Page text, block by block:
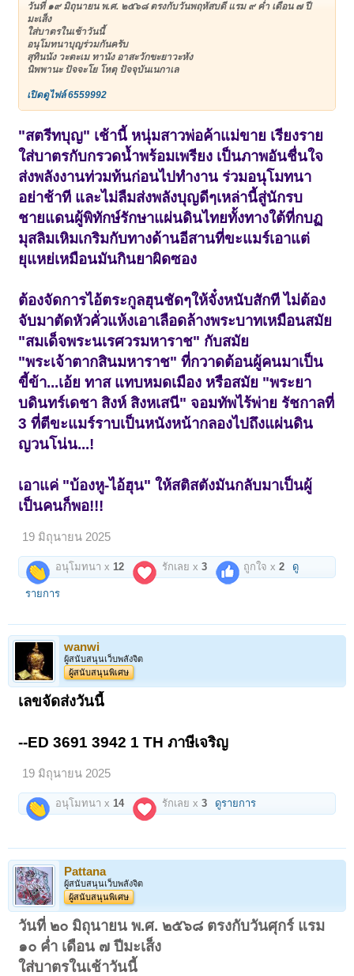
วันที่ ๑๙ มิถุนายน พ.ศ. ๒๕๖๘ ตรงกับวันพฤหัสบดี แรม ๙ ค่ำ เดือน ๗ ปี
มะเส็ง
ใส่บาตรในเช้าวันนี้
อนุโมทนาบุญร่วมกันครับ
สุทินนัง วะตะเม ทานัง อาสะวักขะยาวะหัง
นิพพานะ ปัจจะโย โหตุ ปัจจุบันเนกาเล
เปิดดูไฟล์ 6559992
"สตรีทบุญ" เช้านี้ หนุ่มสาวพ่อค้าแม่ขาย เรียงราย
ใส่บาตรกับกรวดน้ำพร้อมเพรียง เป็นภาพอันชื่นใจ
ส่งพลังงานท่วมท้นก่อนไปทำงาน ร่วมอนุโมทนา
อย่าช้าที และไม่ลืมส่งพลังบุญดีๆเหล่านี้สู่นักรบ
ชายแดนผู้พิทักษ์รักษาแผ่นดินไทยทั้งทางใต้ที่กบฏ
มุสลิมเหิมเกริมกับทางด้านอีสานที่ขะแมร์เอาแต่
ยุแหย่เหมือนมันกินยาผิดซอง
ต้องจัดการไอ้ตระกูลฮุนชัดๆให้จั๋งหนับสักที ไม่ต้อง
จับมาตัดหัวคั่วแห้งเอาเลือดล้างพระบาทเหมือนสมัย
"สมเด็จพระนเรศวรมหาราช" กับสมัย
"พระเจ้าตากสินมหาราช" ที่กวาดต้อนผู้คนมาเป็น
ขี้ข้า...เอ้ย ทาส แทบหมดเมือง หรือสมัย "พระยา
บดินทร์เดชา สิงห์ สิงหเสนี" จอมทัพไร้พ่าย รัชกาลที่
3 ที่ตีขะแมร์ราบเป็นหนังหน้ากลองไปถึงแผ่นดิน
ญวนโน่น...!
เอาแค่ "บ้องหู-ไอ้ฮุน" ให้สติสตังมันกลับมาเป็นผู้
เป็นคนก็พอ!!!
19 มิถุนายน 2025
อนุโมทนา x 12 รักเลย x3 ถูกใจ x2 ดู
รายการ
wanwi
ผู้สนับสนุนเว็บพลังจิต
ผู้สนับสนุนพิเศษ
เลขจัดส่งวันนี้
--ED 3691 3942 1 TH ภาษีเจริญ
19 มิถุนายน 2025
อนุโมทนา x14 รักเลย x3 ดูรายการ
Pattana
ผู้สนับสนุนเว็บพลังจิต
ผู้สนับสนุนพิเศษ
วันที่ ๒๐ มิถุนายน พ.ศ. ๒๕๖๘ ตรงกับวันศุกร์ แรม
๑๐ ค่ำ เดือน ๗ ปีมะเส็ง
ใส่บาตรในเช้าวันนี้